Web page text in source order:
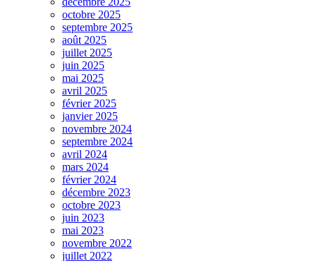
octobre 2025
septembre 2025
août 2025
juillet 2025
juin 2025
mai 2025
avril 2025
février 2025
janvier 2025
novembre 2024
septembre 2024
avril 2024
mars 2024
février 2024
décembre 2023
octobre 2023
juin 2023
mai 2023
novembre 2022
juillet 2022